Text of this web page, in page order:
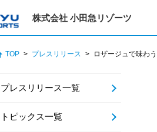
株式会社 小田急リゾーツ
TOP プレスリリース ロザージュで味わ
プレスリリース一覧
トピックス一覧